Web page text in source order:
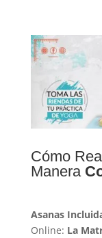
Cómo
Manera
Asanas
Online: La